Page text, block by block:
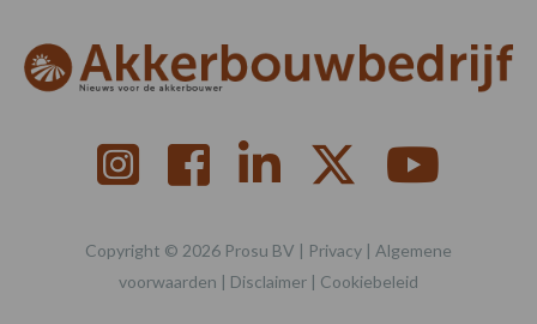
Copyright © 2026 Prosu BV | Privacy | Algemene
voorwaarden | Disclaimer | Cookiebeleid